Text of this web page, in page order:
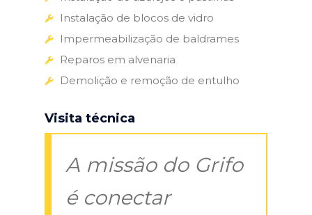
Instalação de blocos de vidro
Impermeabilização de baldrames
Reparos em alvenaria
Demolição e remoção de entulho
Visita técnica
A missão do Grifo
é conectar